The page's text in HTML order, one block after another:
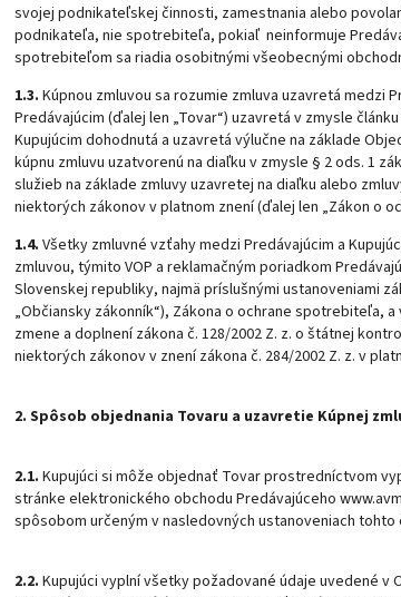
svojej podnikateľskej činnosti, zamestnania alebo
podnikateľa, nie spotrebiteľa, pokiaľ neinformuje
spotrebiteľom sa riadia osobitnými všeobecnými
1.3. Kúpnou zmluvou sa rozumie zmluva uzavretá medzi
Predávajúcim (ďalej len „Tovar“) uzavretá v zmysle
Kupujúcim dohodnutá a uzavretá výlučne na základe
kúpnu zmluvu uzatvorenú na diaľku v zmysle § 2 ods. 1
služieb na základe zmluvy uzavretej na diaľku alebo
niektorých zákonov v platnom znení (ďalej len „Zákon o
1.4. Všetky zmluvné vzťahy medzi Predávajúcim a
zmluvou, týmito VOP a reklamačným poriadkom
Slovenskej republiky, najmä príslušnými ustanoveniami
„Občiansky zákonník“), Zákona o ochrane spotrebiteľa,
zmene a doplnení zákona č. 128/2002 Z. z. o štátnej
niektorých zákonov v znení zákona č. 284/2002 Z. z. v
2. Spôsob objednania Tovaru a uzavretie Kúpnej
2.1. Kupujúci si môže objednať Tovar prostredníctvom
stránke elektronického obchodu Predávajúceho
spôsobom určeným v nasledovných ustanoveniach tohto
2.2. Kupujúci vyplní všetky požadované údaje uvedené